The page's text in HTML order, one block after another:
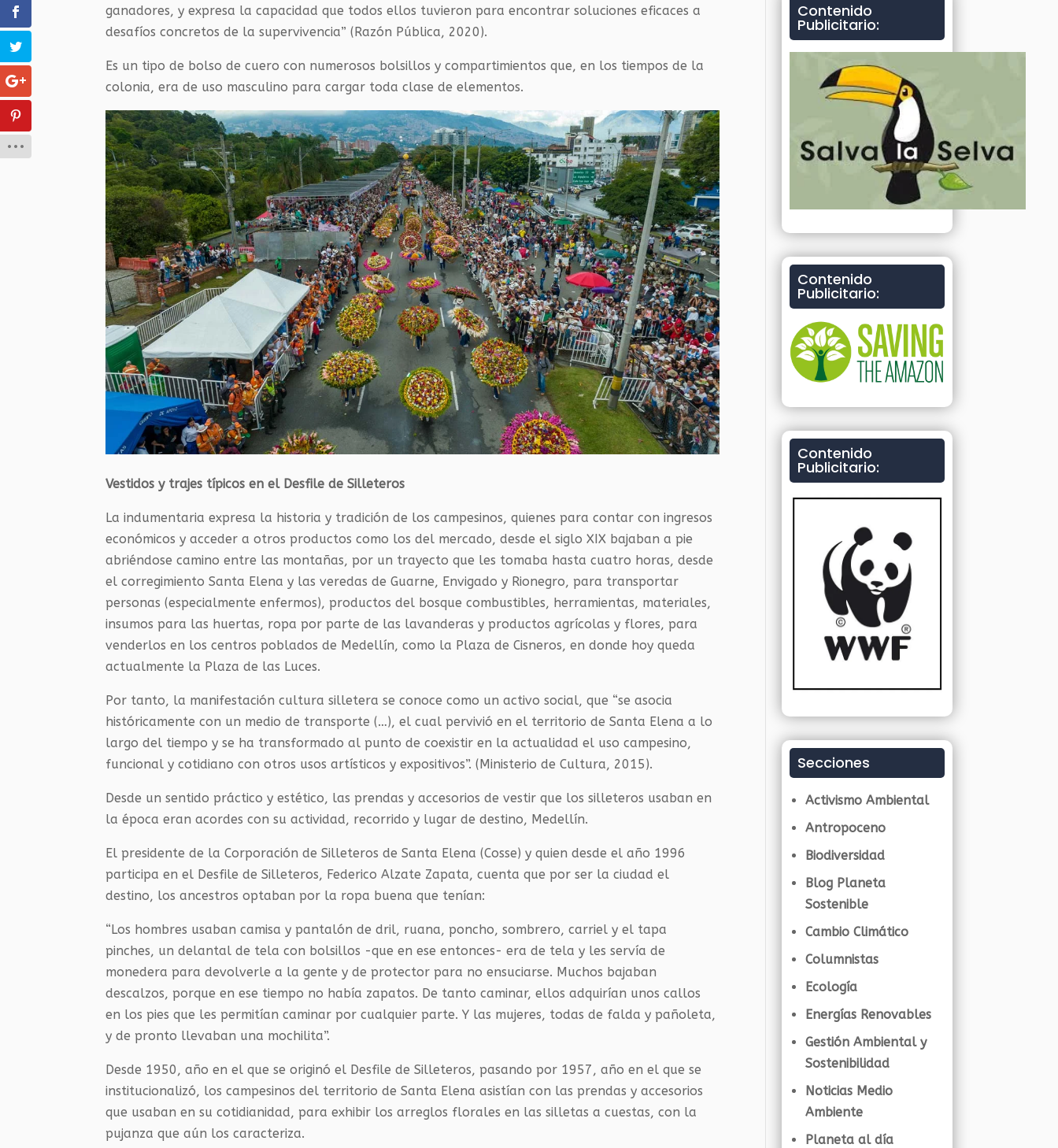
ganadores, y expresa la capacidad que todos ellos tuvieron para encontrar soluciones eficaces a
desafíos concretos de la supervivencia” (Razón Pública, 2020).
Es un tipo de bolso de cuero con numerosos bolsillos y compartimientos que, en los tiempos de la
colonia, era de uso masculino para cargar toda clase de elementos.
Vestidos y trajes típicos en el Desfile de Silleteros
La indumentaria expresa la historia y tradición de los campesinos, quienes para contar con ingresos
económicos y acceder a otros productos como los del mercado, desde el siglo XIX bajaban a pie
abriéndose camino entre las montañas, por un trayecto que les tomaba hasta cuatro horas, desde
el corregimiento Santa Elena y las veredas de Guarne, Envigado y Rionegro, para transportar
personas (especialmente enfermos), productos del bosque combustibles, herramientas, materiales,
insumos para las huertas, ropa por parte de las lavanderas y productos agrícolas y flores, para
venderlos en los centros poblados de Medellín, como la Plaza de Cisneros, en donde hoy queda
actualmente la Plaza de las Luces.
Por tanto, la manifestación cultura silletera se conoce como un activo social, que “se asocia
históricamente con un medio de transporte (…), el cual pervivió en el territorio de Santa Elena a lo
largo del tiempo y se ha transformado al punto de coexistir en la actualidad el uso campesino,
funcional y cotidiano con otros usos artísticos y expositivos”. (Ministerio de Cultura, 2015).
Desde un sentido práctico y estético, las prendas y accesorios de vestir que los silleteros usaban en
la época eran acordes con su actividad, recorrido y lugar de destino, Medellín.
El presidente de la Corporación de Silleteros de Santa Elena (Cosse) y quien desde el año 1996
participa en el Desfile de Silleteros, Federico Alzate Zapata, cuenta que por ser la ciudad el
destino, los ancestros optaban por la ropa buena que tenían:
“Los hombres usaban camisa y pantalón de dril, ruana, poncho, sombrero, carriel y el tapa
pinches, un delantal de tela con bolsillos -que en ese entonces- era de tela y les servía de
monedera para devolverle a la gente y de protector para no ensuciarse. Muchos bajaban
descalzos, porque en ese tiempo no había zapatos. De tanto caminar, ellos adquirían unos callos
en los pies que les permitían caminar por cualquier parte. Y las mujeres, todas de falda y pañoleta,
y de pronto llevaban una mochilita”.
Desde 1950, año en el que se originó el Desfile de Silleteros, pasando por 1957, año en el que se
institucionalizó, los campesinos del territorio de Santa Elena asistían con las prendas y accesorios
que usaban en su cotidianidad, para exhibir los arreglos florales en las silletas a cuestas, con la
pujanza que aún los caracteriza.
Contenido
Publicitario:
Contenido
Publicitario:
Contenido
Publicitario:
Secciones
Activismo Ambiental
Antropoceno
Biodiversidad
Blog Planeta
Sostenible
Cambio Climático
Columnistas
Ecología
Energías Renovables
Gestión Ambiental y
Sostenibilidad
Noticias Medio
Ambiente
Planeta al día